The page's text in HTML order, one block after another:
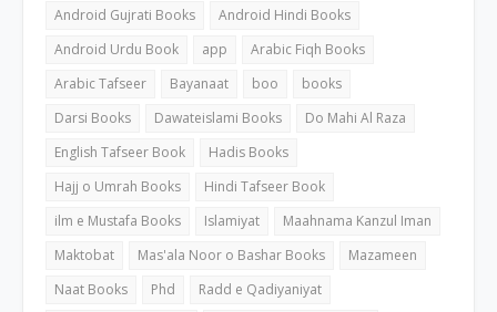
Android Gujrati Books
Android Hindi Books
Android Urdu Book
app
Arabic Fiqh Books
Arabic Tafseer
Bayanaat boo
books
Darsi Books
Dawateislami Books
Do Mahi Al Raza
English Tafseer Book
Hadis Books
Hajj o Umrah Books
Hindi Tafseer Book
ilm e Mustafa Books
Islamiyat
Maahnama Kanzul Iman
Maktobat
Mas'ala Noor o Bashar Books
Mazameen
Naat Books
Phd
Radd e Qadiyaniyat